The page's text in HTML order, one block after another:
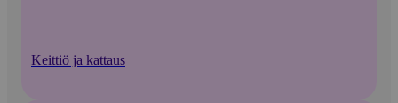
Keittiö ja kattaus